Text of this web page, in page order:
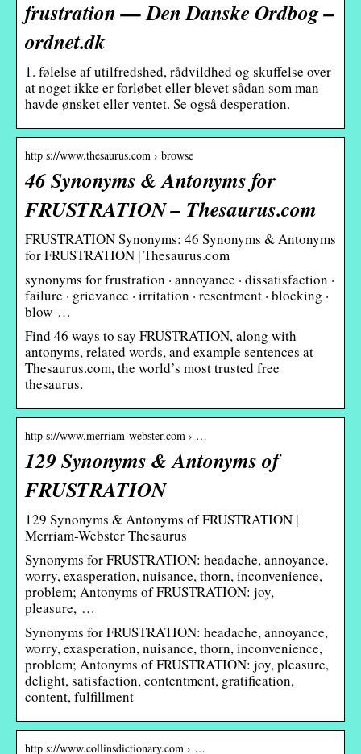
frustration — Den Danske Ordbog –
ordnet.dk
1. følelse af utilfredshed, rådvildhed og skuffelse over
at noget ikke er forløbet eller blevet sådan som man
havde ønsket eller ventet. Se også desperation.
http s://www.thesaurus.com › browse
46 Synonyms & Antonyms for
FRUSTRATION – Thesaurus.com
FRUSTRATION Synonyms: 46 Synonyms & Antonyms
for FRUSTRATION | Thesaurus.com
synonyms for frustration · annoyance · dissatisfaction ·
failure · grievance · irritation · resentment · blocking ·
blow …
Find 46 ways to say FRUSTRATION, along with
antonyms, related words, and example sentences at
Thesaurus.com, the world’s most trusted free
thesaurus.
http s://www.merriam-webster.com › …
129 Synonyms & Antonyms of
FRUSTRATION
129 Synonyms & Antonyms of FRUSTRATION |
Merriam-Webster Thesaurus
Synonyms for FRUSTRATION: headache, annoyance,
worry, exasperation, nuisance, thorn, inconvenience,
problem; Antonyms of FRUSTRATION: joy,
pleasure, …
Synonyms for FRUSTRATION: headache, annoyance,
worry, exasperation, nuisance, thorn, inconvenience,
problem; Antonyms of FRUSTRATION: joy, pleasure,
delight, satisfaction, contentment, gratification,
content, fulfillment
http s://www.collinsdictionary.com › …